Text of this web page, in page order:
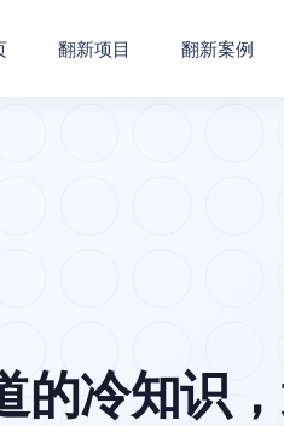
翻新项目 翻新案例
的冷知识